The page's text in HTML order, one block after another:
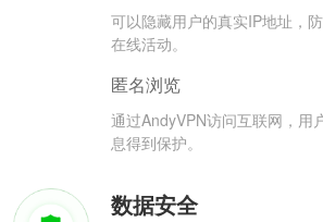
可以隐藏用户的真实IP地址，
在线活动。
匿名浏览
通过AndyVPN访问互联网，用
息得到保护。
数据安全